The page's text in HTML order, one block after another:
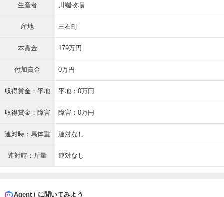
生産者 川端牧場
産地 三石町
本賞金 179万円
付加賞金 0万円
収得賞金：平地 平地：0万円
収得賞金：障害 障害：0万円
連対時：馬体重 連対なし
連対時：斤量 連対なし
Agent i に聞いてみよう